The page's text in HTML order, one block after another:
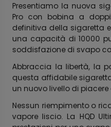
Presentiamo la nuova
Pro con bobina a
definitiva della sigaretta
una capacità di 10000
soddisfazione di svapo
Abbraccia la libertà, la
questa affidabile
un nuovo livello di
Nessun riempimento o
vapore liscio. La HQD